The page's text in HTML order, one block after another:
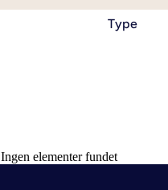
Type
Lagner til
Ingen elementer fundet